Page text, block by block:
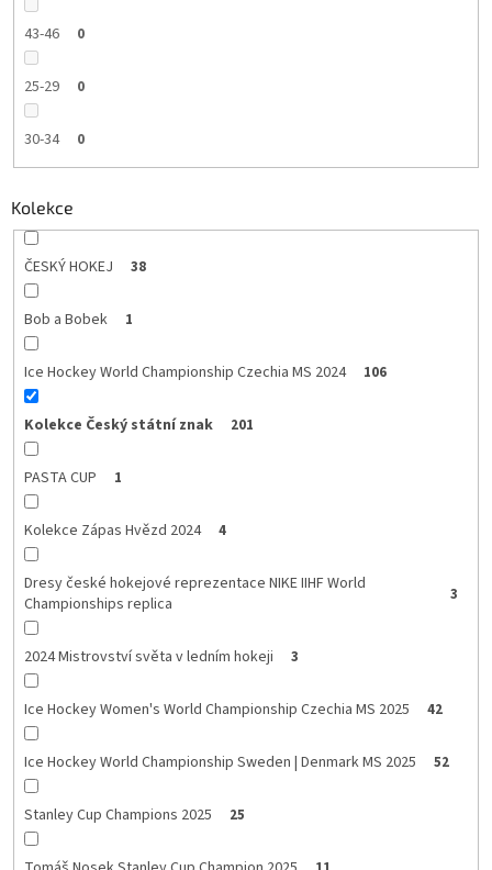
43-46 0
25-29 0
30-34 0
Kolekce
ČESKÝ HOKEJ 38
Bob a Bobek 1
Ice Hockey World Championship Czechia MS 2024 106
Kolekce Český státní znak 201
PASTA CUP 1
Kolekce Zápas Hvězd 2024 4
Dresy české hokejové reprezentace NIKE IIHF World
Championships replica
3
2024 Mistrovství světa v ledním hokeji 3
Ice Hockey Women's World Championship Czechia MS 2025 42
Ice Hockey World Championship Sweden | Denmark MS 2025 52
Stanley Cup Champions 2025 25